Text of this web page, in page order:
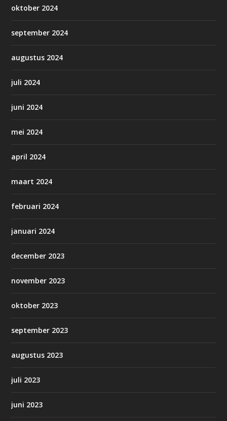
oktober 2024
september 2024
augustus 2024
juli 2024
juni 2024
mei 2024
april 2024
maart 2024
februari 2024
januari 2024
december 2023
november 2023
oktober 2023
september 2023
augustus 2023
juli 2023
juni 2023